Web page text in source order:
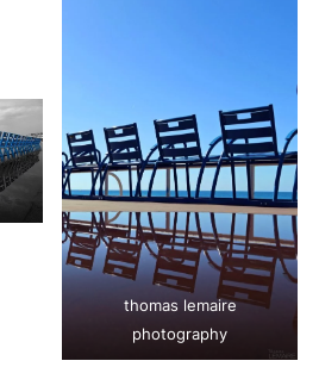
thomas lemaire
photography